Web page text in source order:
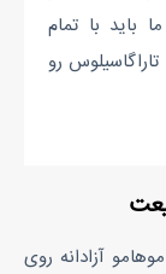
باید با تمام
رو
آزادانه روی